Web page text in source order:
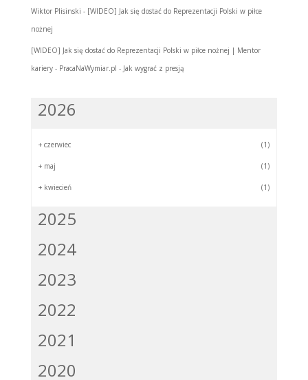
Wiktor Plisinski - [WIDEO] Jak się dostać do Reprezentacji Polski w piłce
nożnej
[WIDEO] Jak się dostać do Reprezentacji Polski w piłce nożnej | Mentor
kariery - PracaNaWymiar.pl - Jak wygrać z presją
2026
+ czerwiec (1)
+ maj (1)
+ kwiecień (1)
2025
2024
2023
2022
2021
2020